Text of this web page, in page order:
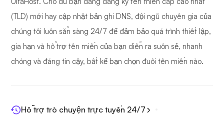
(TLD) mới hay cập nhật bản ghi DNS, đội ngũ chuyên gia của
chúng tôi luôn sẵn sàng 24/7 để đảm bảo quá trình thiết lập,
gia hạn và hỗ trợ tên miền của bạn diễn ra suôn sẻ, nhanh
chóng và đáng tin cậy, bất kể bạn chọn đuôi tên miền nào.
Hỗ trợ trò chuyện trực tuyến 24/7